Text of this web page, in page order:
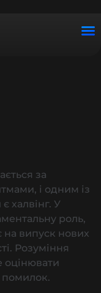
до 22:00 (UTC+2)
за
і одним із
халвінг. У
роль,
на випуск нових
Розуміння
оцінювати
помилок.